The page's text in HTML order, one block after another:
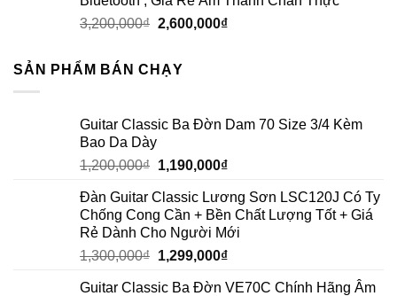
3,200,000₫ 2,600,000₫
SẢN PHẨM BÁN CHẠY
Guitar Classic Ba Đờn Dam 70 Size 3/4 Kèm
Bao Da Dày
1,200,000₫ 1,190,000₫
Đàn Guitar Classic Lương Sơn LSC120J Có Ty
Chống Cong Cần + Bền Chất Lượng Tốt + Giá
Rẻ Dành Cho Người Mới
1,300,000₫ 1,299,000₫
Guitar Classic Ba Đờn VE70C Chính Hãng Âm